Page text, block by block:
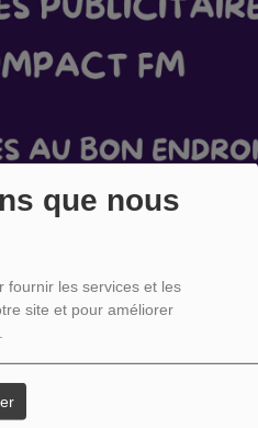
que nous
fournir les services et les
site et pour améliorer